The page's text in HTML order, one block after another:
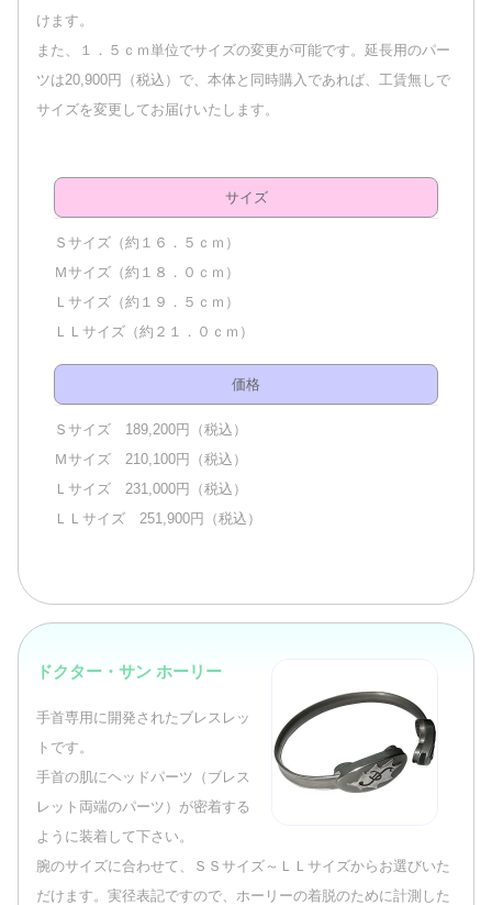
けます。
また、１．５ｃｍ単位でサイズの変更が可能です。延長用のパー
ツは20,900円（税込）で、本体と同時購入であれば、工賃無しで
サイズを変更してお届けいたします。
サイズ
Ｓサイズ（約１６．５ｃｍ）
Ｍサイズ（約１８．０ｃｍ）
Ｌサイズ（約１９．５ｃｍ）
ＬＬサイズ（約２１．０ｃｍ）
価格
Ｓサイズ 189,200円（税込）
Ｍサイズ 210,100円（税込）
Ｌサイズ 231,000円（税込）
ＬＬサイズ 251,900円（税込）
ドクター・サン ホーリー
手首専用に開発されたブレスレッ
トです。
手首の肌にヘッドパーツ（ブレス
レット両端のパーツ）が密着する
ように装着して下さい。
腕のサイズに合わせて、ＳＳサイズ～ＬＬサイズからお選びいた
だけます。実径表記ですので、ホーリーの着脱のために計測した